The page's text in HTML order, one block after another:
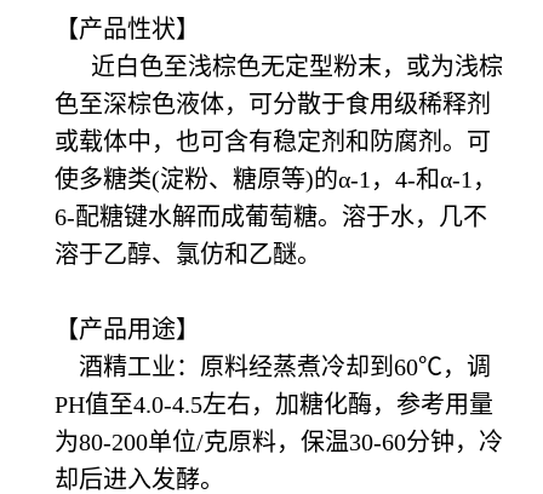
【产品性状】
近白色至浅棕色无定型粉末，或为浅棕
色至深棕色液体，可分散于食用级稀释剂
或载体中，也可含有稳定剂和防腐剂。可
使多糖类(淀粉、糖原等)的α-1，4-和α-1，
6-配糖键水解而成葡萄糖。溶于水，几不
溶于乙醇、氯仿和乙醚。
【产品用途】
酒精工业：原料经蒸煮冷却到60℃，调
PH值至4.0-4.5左右，加糖化酶，参考用量
为80-200单位/克原料，保温30-60分钟，冷
却后进入发酵。